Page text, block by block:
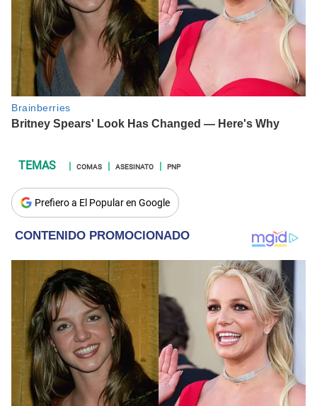
COMAS ASESINATO PNP
Prefiero a El Popular en Google